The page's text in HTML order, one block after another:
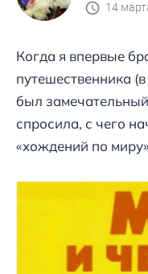
14
Когда я впервые
путешественника
был
спросила, с чего
«хождений по